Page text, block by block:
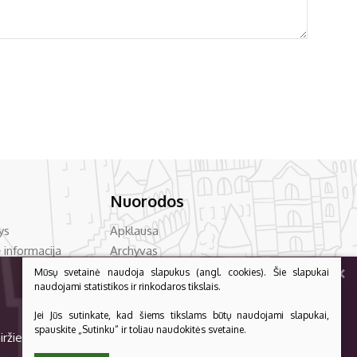
Nuorodos
Apklausa
Archyvas
Asmens duomenų apsauga
Bilietų kainos
Dažniausiai užduodami klausimai
Konsultavimas su visuomene
+
vaišin dainuodamūs“!
PLAČIAU
Mūsų svetainė naudoja slapukus (angl. cookies). Šie slapukai
naudojami statistikos ir rinkodaros tikslais.
Jei Jūs sutinkate, kad šiems tikslams būtų naudojami slapukai,
spauskite „Sutinku“ ir toliau naudokitės svetaine.